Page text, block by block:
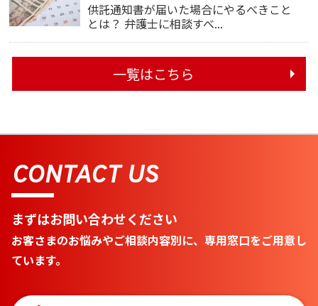
供託通知書が届いた場合にやるべきこと
とは？ 弁護士に相談すべ...
一覧はこちら
CONTACT US
まずはお問い合わせください
お客さまのお悩みやご相談内容別に、専用窓口をご用意し
ています。